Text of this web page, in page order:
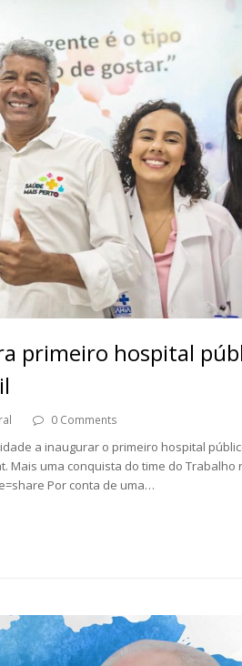
primeiro hospital
0 Comments
a inaugurar o primeiro hospital
Mais uma conquista do time do Trabalho
Por conta de uma…